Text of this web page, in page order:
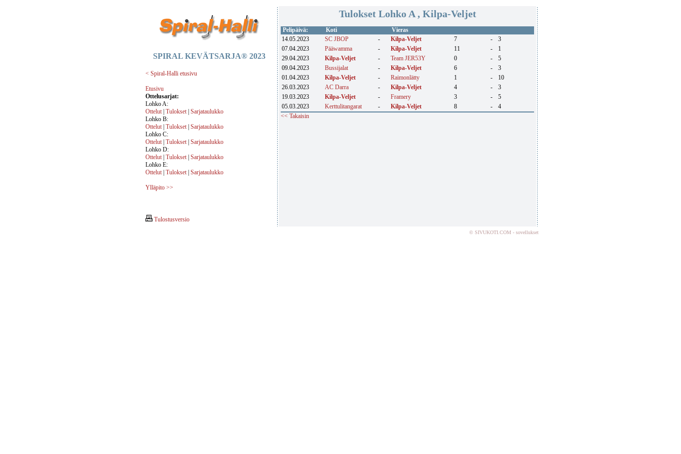
SPIRAL KEVÄTSARJA® 2023
< Spiral-Halli etusivu
Etusivu
Ottelusarjat:
Lohko A:
Ottelut | Tulokset | Sarjataulukko
Lohko B:
Ottelut | Tulokset | Sarjataulukko
Lohko C:
Ottelut | Tulokset | Sarjataulukko
Lohko D:
Ottelut | Tulokset | Sarjataulukko
Lohko E:
Ottelut | Tulokset | Sarjataulukko
Ylläpito >>
Tulostusversio
Tulokset Lohko A , Kilpa-Veljet
Pelipäivä: Koti
Vieras
14.05.2023
SC JBOP - Kilpa-Veljet 7 -
3
07.04.2023
Pääwamma - Kilpa-Veljet 11 -
1
29.04.2023
Kilpa-Veljet - Team JER53Y 0 -
5
09.04.2023
Bussijalat - Kilpa-Veljet 6 -
3
01.04.2023
Kilpa-Veljet - Raimonlätty 1 -
10
26.03.2023
AC Darra - Kilpa-Veljet 4 -
3
19.03.2023
Kilpa-Veljet - Framery 3 -
5
05.03.2023
Kerttulitangarat - Kilpa-Veljet 8 -
4
<< Takaisin
© SIVUKOTI.COM - sovellukset